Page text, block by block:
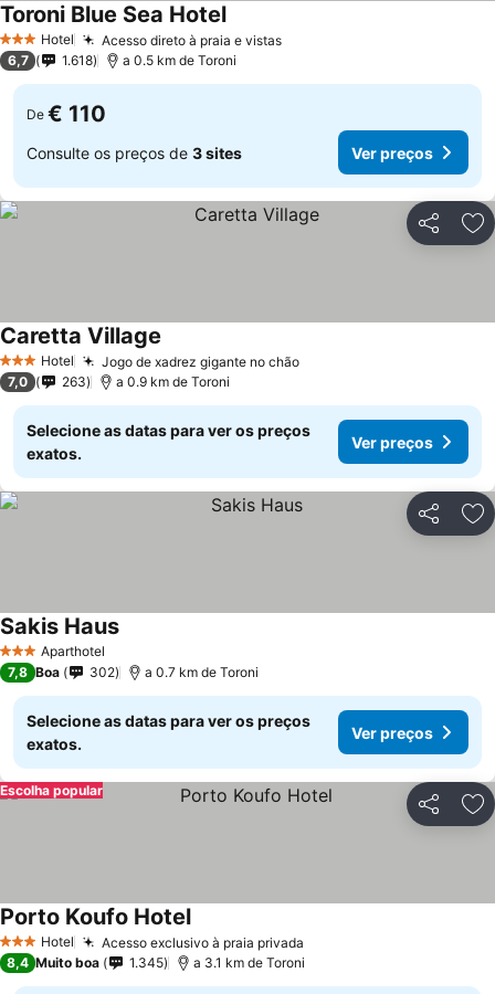
3 EstrelasHotel Acesso direto à praia e vistas
Toroni Blue Sea Hotel
6,7 1.618 a 0.5 km de Toroni
De € 110
Consulte os preços de 3 sites Ver preços
Partilhar
3 EstrelasHotel Jogo de xadrez gigante no chão
Caretta Village
7,0 263 a 0.9 km de Toroni
Selecione as datas para ver os preços
exatos.
Ver preços
Partilhar
3 EstrelasAparthotel
Sakis Haus
7,8 Boa 302 a 0.7 km de Toroni
Selecione as datas para ver os preços
exatos.
Ver preços
Partilhar
Escolha popular
3 EstrelasHotel Acesso exclusivo à praia privada
Porto Koufo Hotel
8,4 Muito boa 1.345 a 3.1 km de Toroni